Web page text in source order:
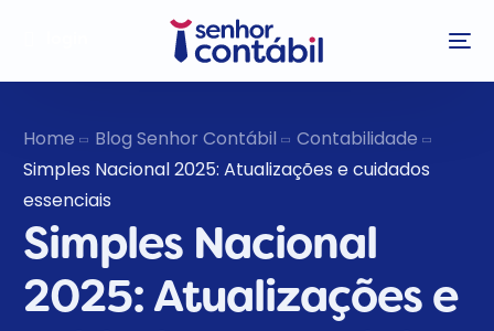
Home Blog Senhor Contábil
Contabilidade
Simples Nacional 2025: Atualizações e cuidados
essenciais
Simples Nacional
2025: Atualizações e